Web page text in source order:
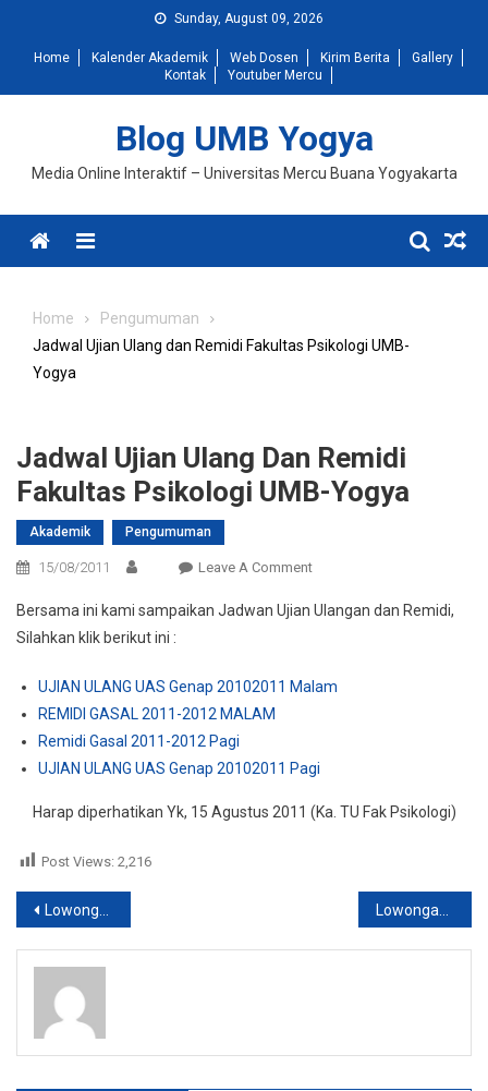
content
Sunday, August 09, 2026
Home Kalender Akademik Web Dosen Kirim Berita
Gallery
Kontak
Youtuber Mercu
Blog UMB Yogya
Media Online Interaktif – Universitas Mercu Buana Yogyakarta
Menu
Home
Pengumuman
Jadwal Ujian Ulang dan Remidi Fakultas Psikologi UMB-
Yogya
Jadwal Ujian Ulang Dan Remidi
Fakultas Psikologi UMB-Yogya
Akademik Pengumuman
15/08/2011 Leave A CommentOn
Ujian
Remidi
UMB-
Bersama ini kami sampaikan Jadwan Ujian Ulangan dan Remidi,
Silahkan klik berikut ini :
UJIAN ULANG UAS Genap 20102011 Malam
REMIDI GASAL 2011-2012 MALAM
Remidi Gasal 2011-2012 Pagi
UJIAN ULANG UAS Genap 20102011 Pagi
Harap diperhatikan Yk, 15 Agustus 2011 (Ka. TU Fak Psikologi)
Post Views: 2,216
Post
navigation
Lowongan Pekerjaan Assisten Agronomi